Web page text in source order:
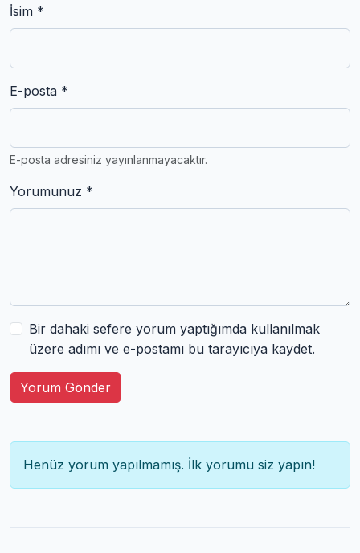
İsim *
E-posta *
E-posta adresiniz yayınlanmayacaktır.
Yorumunuz *
Bir dahaki sefere yorum yaptığımda kullanılmak
üzere adımı ve e-postamı bu tarayıcıya kaydet.
Yorum Gönder
Henüz yorum yapılmamış. İlk yorumu siz yapın!